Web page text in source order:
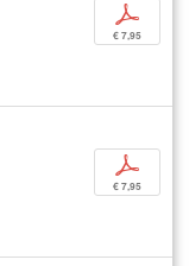
p
€ 7,95
p
€ 7,95